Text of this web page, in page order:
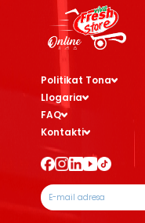
Politikat Tona
Llogaria
FAQ
Kontakti